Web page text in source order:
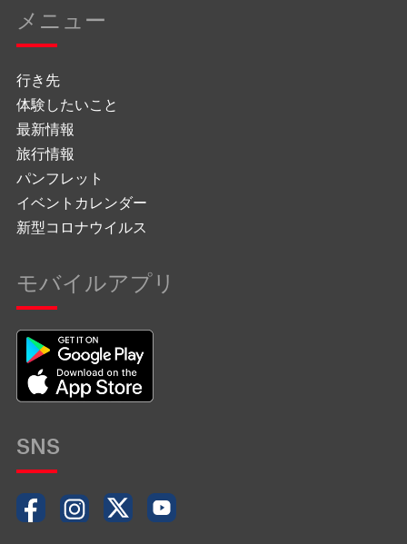
メニュー
行き先
体験したいこと
最新情報
旅行情報
パンフレット
イベントカレンダー
新型コロナウイルス
モバイルアプリ
SNS